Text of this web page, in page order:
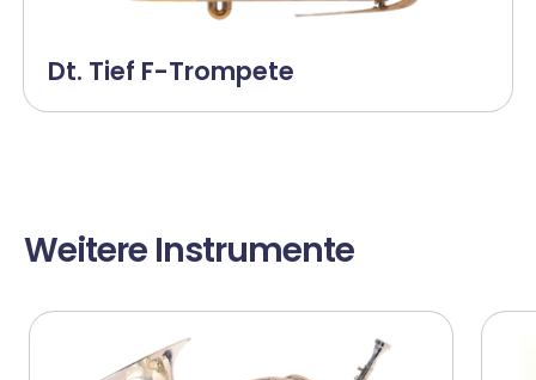
Dt. Tief F-Trompete
Weitere Instrumente